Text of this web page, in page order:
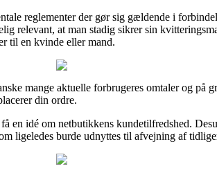
reglementer der gør sig gældende i
relevant, at man stadig sikrer sin
til en kvinde eller mand.
mange aktuelle forbrugeres omtaler og på
din ordre.
en idé om netbutikkens kundetilfredshed.
ligeledes burde udnyttes til afvejning af